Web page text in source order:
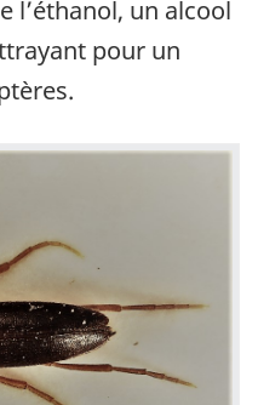
l’éthanol, un alcool
pour un